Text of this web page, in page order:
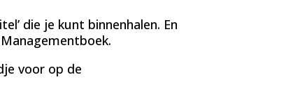
die je kunt binnenhalen. En
voor op de